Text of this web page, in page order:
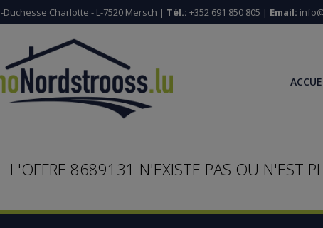
Duchesse Charlotte - L-7520 Mersch | Tél.: +352 691 850 805 | Email:
L'OFFRE 8689131 N'EXISTE PAS OU N'EST